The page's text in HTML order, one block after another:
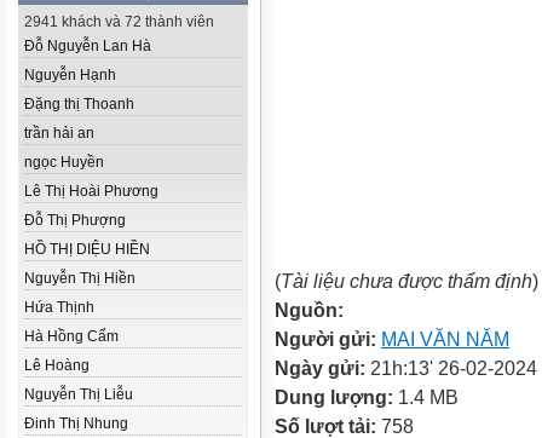
2941 khách và 72 thành viên
Đỗ Nguyễn Lan Hà
Nguyễn Hạnh
Đặng thị Thoanh
trần hải an
ngọc Huyền
Lê Thị Hoài Phương
Đỗ Thị Phượng
HỒ THỊ DIỆU HIỀN
Nguyễn Thị Hiền
Hứa Thịnh
Hà Hồng Cẩm
Lê Hoàng
Nguyễn Thị Liễu
Đinh Thị Nhung
(Tài liệu chưa được thẩm định)
Nguồn:
Người gửi: MAI VĂN NĂM
Ngày gửi: 21h:13' 26-02-2024
Dung lượng: 1.4 MB
Số lượt tải: 758